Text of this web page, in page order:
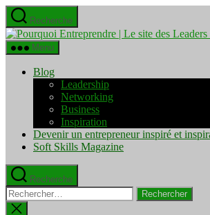
Aller
au
contenu
Recherche
Menu
Blog
Leadership
Networking
Business
Inspiration
Devenir un entrepreneur inspiré et
Soft Skills Magazine
Recherche
Rechercher :
Fermer